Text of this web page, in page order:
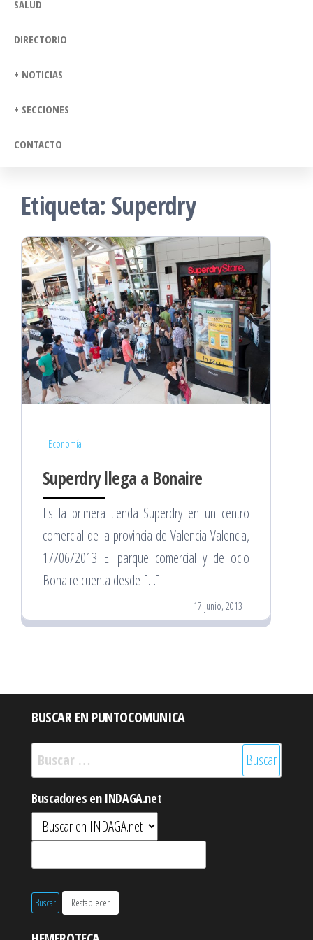
SALUD
DIRECTORIO
+ NOTICIAS
+ SECCIONES
CONTACTO
Etiqueta: Superdry
Economía
Superdry llega a Bonaire
Es la primera tienda Superdry en un centro
comercial de la provincia de Valencia Valencia,
17/06/2013 El parque comercial y de ocio
Bonaire cuenta desde […]
17 junio, 2013
BUSCAR EN PUNTOCOMUNICA
Buscar:
Buscadores en INDAGA.net